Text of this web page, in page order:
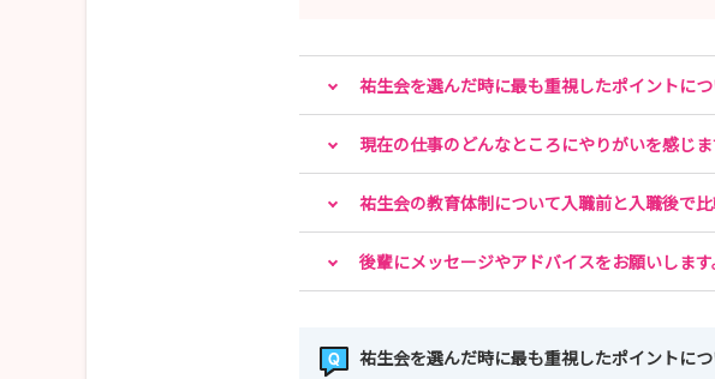
祐生会を選んだ時に最も重視したポイントに
現在の仕事のどんなところにやりがいを感じ
祐生会の教育体制について入職前と入職後で
後輩にメッセージやアドバイスをお願いします
祐生会を選んだ時に最も重視したポイントに